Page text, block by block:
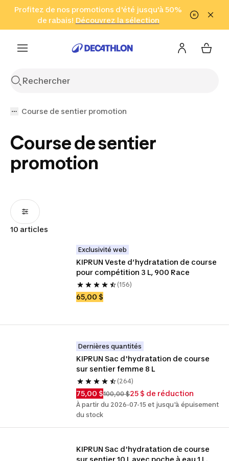
Aller à la recherche Aller au contenu Aller au pied de
Profitez de nos promotions d'été jusqu'à 50%
de rabais! Découvrez la sélection
Cliquez ici
en seulement 2 h!
(Zones sélectionnées)
Course de sentier promotion
Course de sentier
promotion
10 articles
Exclusivité web
KIPRUN Veste d’hydratation de course
pour compétition 3 L, 900 Race
(156)
65,00 $
Dernières quantités
KIPRUN Sac d'hydratation de course
sur sentier femme 8 L
(264)
75,00 $100,00 $25 $ de réduction
À partir du 2026-07-15 et jusqu'à épuisement
du stock
KIPRUN Sac d'hydratation de course
sur sentier 10 L avec poche à eau 1 L,